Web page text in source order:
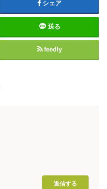
シェア
送る
feedly
返信する